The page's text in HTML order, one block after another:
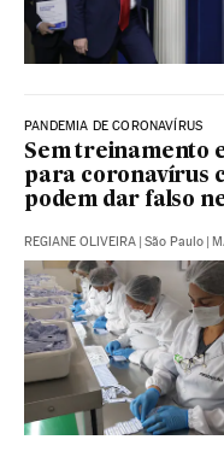
PANDEMIA DE CORONAVÍRUS
Sem treinamento
para coronavírus
podem dar falso
REGIANE OLIVEIRA São Paulo